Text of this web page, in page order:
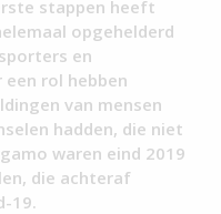
stappen heeft
opgehelderd
en
een rol hebben
van mensen
hadden, die niet
waren eind 2019
die achteraf
19.